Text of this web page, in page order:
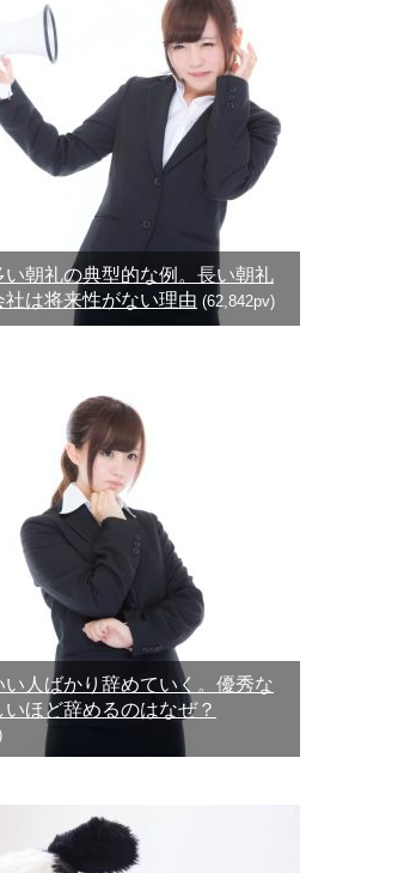
い朝礼の典型的な例。長い朝礼
社は将来性がない理由 (62,842pv)
い人ばかり辞めていく。優秀な
いほど辞めるのはなぜ？